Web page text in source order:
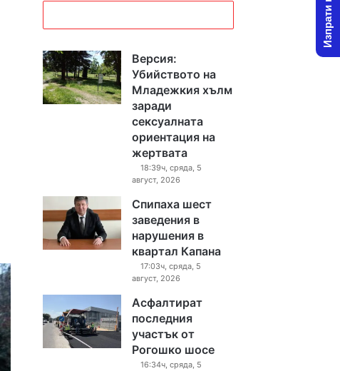
Версия:
Убийството на
Младежкия хълм
заради
сексуалната
ориентация на
жертвата
18:39ч, сряда, 5
август, 2026
Спипаха шест
заведения в
нарушения в
квартал Капана
17:03ч, сряда, 5
август, 2026
Асфалтират
последния
участък от
Рогошко шосе
16:34ч, сряда, 5